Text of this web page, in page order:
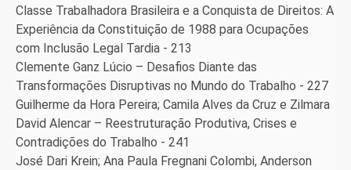
Classe Trabalhadora Brasileira e a Conquista de Direitos: A
Experiência da Constituição de 1988 para Ocupações
com Inclusão Legal Tardia - 213
Clemente Ganz Lúcio – Desafios Diante das
Transformações Disruptivas no Mundo do Trabalho - 227
Guilherme da Hora Pereira; Camila Alves da Cruz e Zilmara
David Alencar – Reestruturação Produtiva, Crises e
Contradições do Trabalho - 241
José Dari Krein; Ana Paula Fregnani Colombi, Anderson